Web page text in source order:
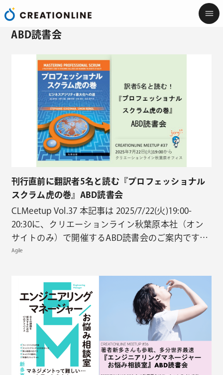
ABD読書会
刊行直前に翻訳者5名と読む『プロフェッショナル
スクラム虎の巻』ABD読書会
CLMeetup Vol.37 本記事は 2025/7/22(火)19:00-
20:30に、クリエーションライン秋葉原本社（オン
サイトのみ）で開催するABD読書会のご案内です。
刊行直前『プロフェッショナルスクラム虎の巻』
すすめポイント 当日の意気込み・新しい本のみなさ
んの感想が聞けるのを楽しみにしています！…
Agile